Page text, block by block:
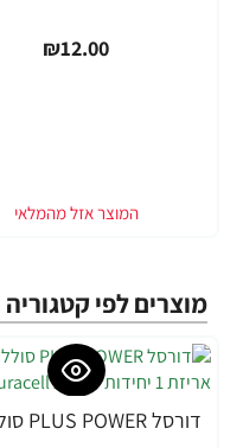
₪12.00
מוצרים לפי קטגוריה